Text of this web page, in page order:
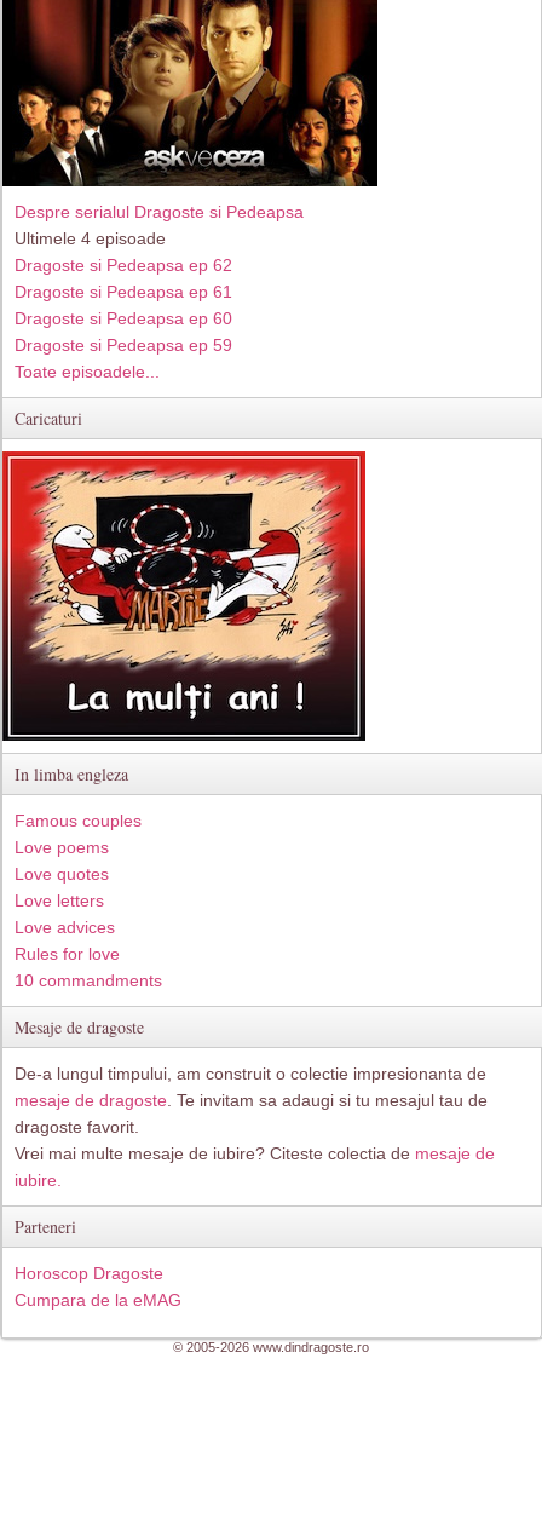
Despre serialul Dragoste si Pedeapsa
Ultimele 4 episoade
Dragoste si Pedeapsa ep 62
Dragoste si Pedeapsa ep 61
Dragoste si Pedeapsa ep 60
Dragoste si Pedeapsa ep 59
Toate episoadele...
Caricaturi
In limba engleza
Famous couples
Love poems
Love quotes
Love letters
Love advices
Rules for love
10 commandments
Mesaje de dragoste
De-a lungul timpului, am construit o colectie impresionanta de
mesaje de dragoste . Te invitam sa adaugi si tu mesajul tau de
dragoste favorit.
Vrei mai multe mesaje de iubire? Citeste colectia de mesaje de
iubire.
Parteneri
Horoscop Dragoste
Cumpara de la eMAG
© 2005-2026 www.dindragoste.ro